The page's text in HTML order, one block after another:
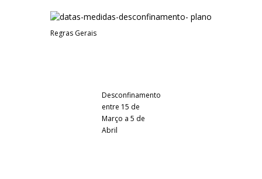
Regras Gerais
Desconfinamento
entre 15 de
Março a 5 de
Abril